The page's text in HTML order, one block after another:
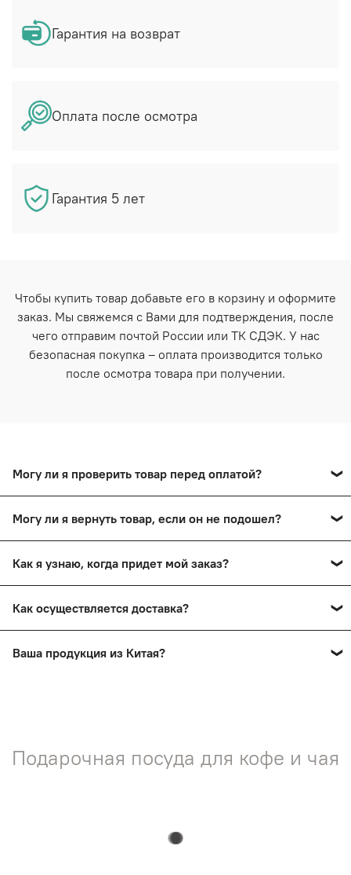
Гарантия на возврат
Оплата после осмотра
Гарантия 5 лет
Чтобы купить товар добавьте его в корзину и оформите
заказ. Мы свяжемся с Вами для подтверждения, после
чего отправим почтой России или ТК СДЭК. У нас
безопасная покупка – оплата производится только
после осмотра товара при получении.
Могу ли я проверить товар перед оплатой?
осмотра в пункте выдачи.
Могу ли я вернуть товар, если он не подошел?
сохранив товарный вид.
Как я узнаю, когда придет мой заказ?
заказа в пункт выдачи. Также мы проинформируем вас
по телефону.
Как осуществляется доставка?
Ваша продукция из Китая?
Подарочная посуда для кофе и чая